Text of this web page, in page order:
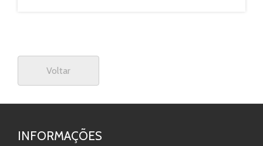
Voltar
INFORMAÇÕES